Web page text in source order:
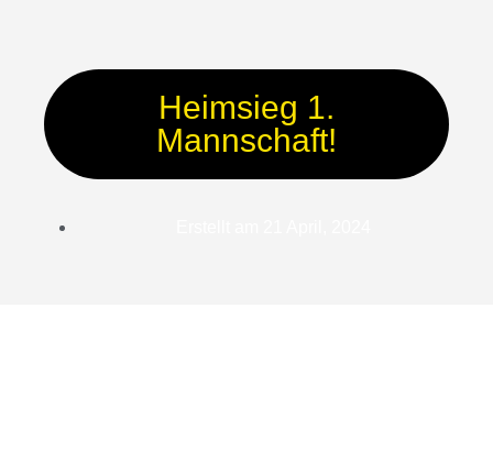
Heimsieg 1.
Mannschaft!